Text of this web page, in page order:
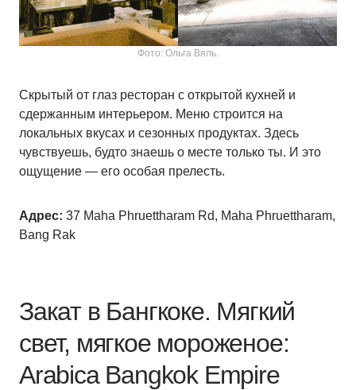
Фото: Ольга Вяль.
Скрытый от глаз ресторан с открытой кухней и
сдержанным интерьером. Меню строится на
локальных вкусах и сезонных продуктах. Здесь
чувствуешь, будто знаешь о месте только ты. И это
ощущение — его особая прелесть.
Адрес: 37 Maha Phruettharam Rd, Maha Phruettharam,
Bang Rak
Закат в Бангкоке. Мягкий
свет, мягкое мороженое:
Arabica Bangkok Empire